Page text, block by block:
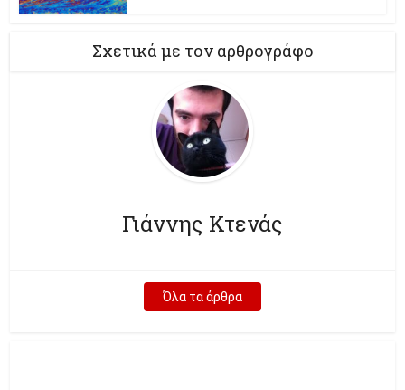
Σχετικά με τον αρθρογράφο
Γιάννης Κτενάς
Όλα τα άρθρα